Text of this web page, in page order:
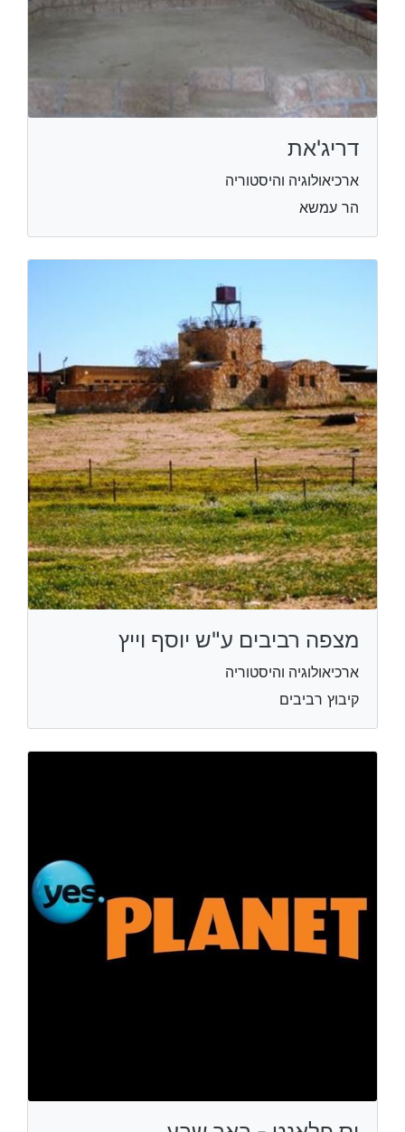
דריג'את
ארכיאולוגיה והיסטוריה
הר עמשא
מצפה רביבים ע"ש יוסף וייץ
ארכיאולוגיה והיסטוריה
קיבוץ רביבים